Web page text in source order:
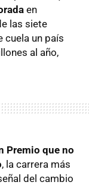
en
las siete
cuela un país
al año,
Premio que no
, la carrera más
del cambio